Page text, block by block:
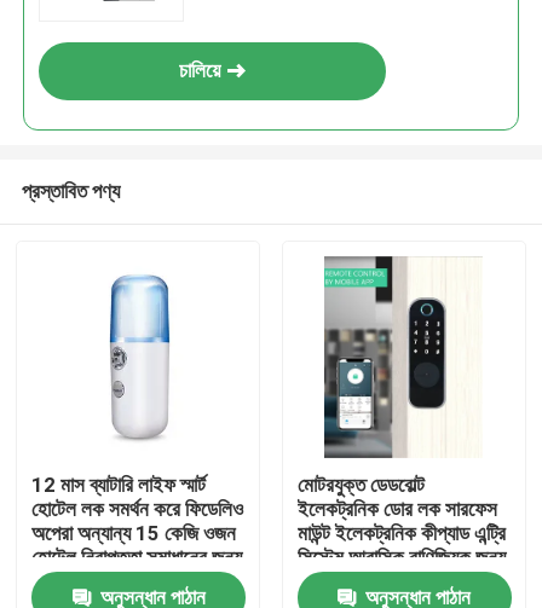
চালিয়ে
প্রস্তাবিত পণ্য
12 মাস ব্যাটারি লাইফ স্মার্ট
হোটেল লক সমর্থন করে ফিডেলিও
অপেরা অন্যান্য 15 কেজি ওজন
হোটেল নিরাপত্তা সমাধানের জন্য
উপযুক্ত
অনুসন্ধান পাঠান
মোটরযুক্ত ডেডবোল্ট
ইলেকট্রনিক ডোর লক সারফেস
মাউন্ট ইলেকট্রনিক কীপ্যাড এন্ট্রি
সিস্টেম আবাসিক বাণিজ্যিক জন্য
ডিজাইন করা
অনুসন্ধান পাঠান